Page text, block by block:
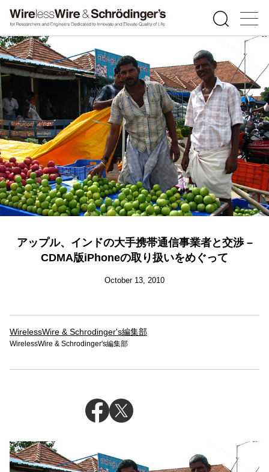
アップル、インドの大手携帯通信事業者と交渉 –
CDMA版iPhoneの取り扱いをめぐって
October 13, 2010
WirelessWire & Schrodinger's編集部
WirelessWire & Schrodinger's編集部